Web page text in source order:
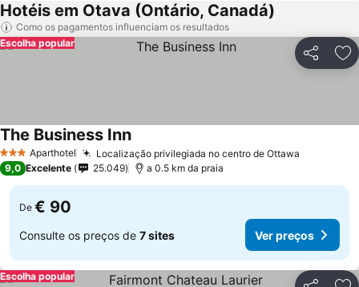
Hotéis em Otava (Ontário, Canadá)
Como os pagamentos influenciam os resultados
Partilhar
Escolha popular
3 EstrelasAparthotel Localização privilegiada no centro de Ottawa
The Business Inn
9,0 Excelente 25.049 a 0.5 km da praia
De € 90
Consulte os preços de 7 sites Ver preços
Escolha popular